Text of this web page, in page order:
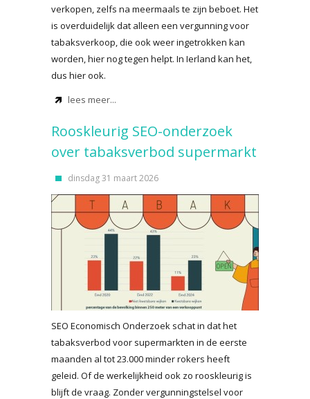
verkopen, zelfs na meermaals te zijn beboet. Het
is overduidelijk dat alleen een vergunning voor
tabaksverkoop, die ook weer ingetrokken kan
worden, hier nog tegen helpt. In Ierland kan het,
dus hier ook.
lees meer...
Rooskleurig SEO-onderzoek
over tabaksverbod supermarkt
dinsdag 31 maart 2026
SEO Economisch Onderzoek schat in dat het
tabaksverbod voor supermarkten in de eerste
maanden al tot 23.000 minder rokers heeft
geleid. Of de werkelijkheid ook zo rooskleurig is
blijft de vraag. Zonder vergunningstelsel voor